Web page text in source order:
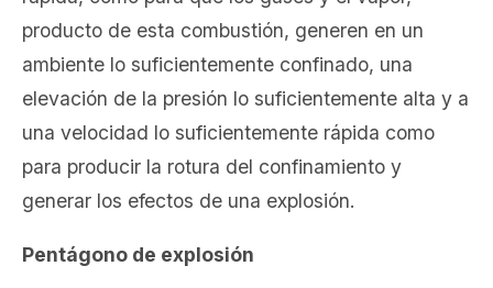
producto de esta combustión, generen en un
ambiente lo suficientemente confinado, una
elevación de la presión lo suficientemente alta y a
una velocidad lo suficientemente rápida como
para producir la rotura del confinamiento y
generar los efectos de una explosión.
Pentágono de explosión